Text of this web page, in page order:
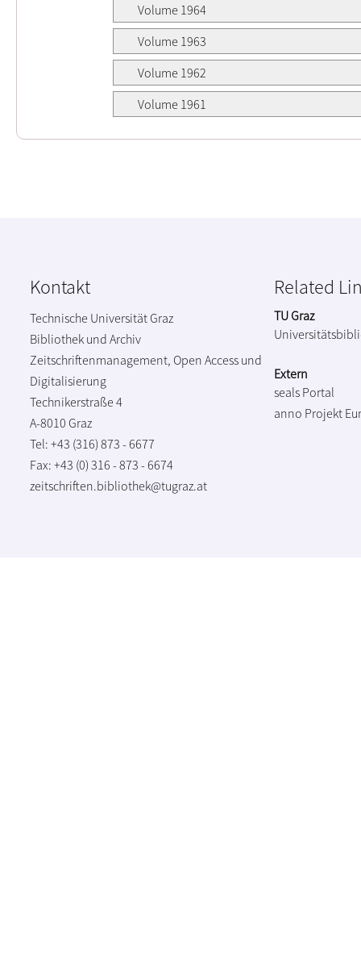
Volume 1964
Volume 1963
Volume 1962
Volume 1961
Kontakt
Technische Universität Graz
Bibliothek und Archiv
Zeitschriftenmanagement, Open Access und
Digitalisierung
Technikerstraße 4
A-8010 Graz
Tel: +43 (316) 873 - 6677
Fax: +43 (0) 316 - 873 - 6674
zeitschriften.bibliothek@tugraz.at
Related
TU Graz
Extern
seals Portal
anno Projekt